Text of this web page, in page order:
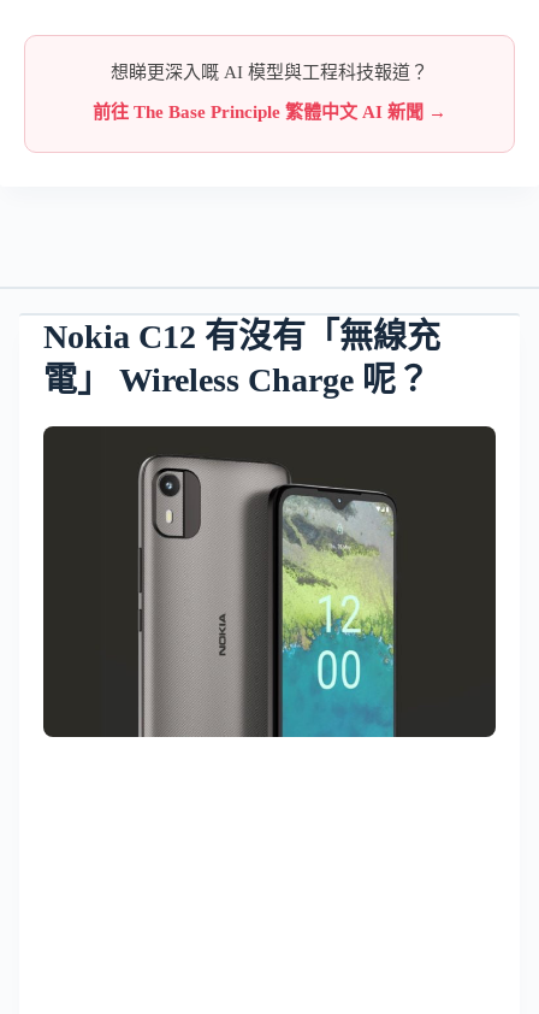
想睇更深入嘅 AI 模型與工程科技報道？
前往 The Base Principle 繁體中文 AI 新聞 →
Nokia C12 有沒有「無線充
電」 Wireless Charge 呢？